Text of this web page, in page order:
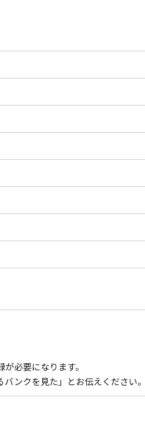
必要になります。
ンクを見た」とお伝えください。